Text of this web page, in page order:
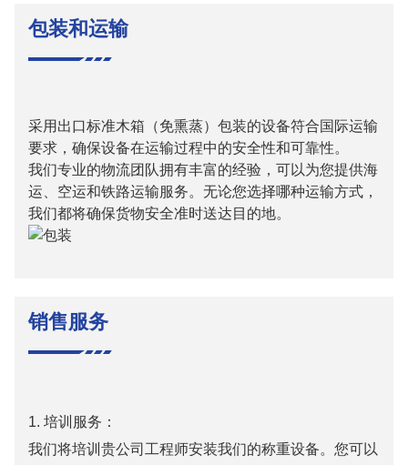
包装和运输
采用出口标准木箱（免熏蒸）包装的设备符合国际运输
要求，确保设备在运输过程中的安全性和可靠性。
我们专业的物流团队拥有丰富的经验，可以为您提供海
运、空运和铁路运输服务。无论您选择哪种运输方式，
我们都将确保货物安全准时送达目的地。
销售服务
1. 培训服务：
我们将培训贵公司工程师安装我们的称重设备。您可以